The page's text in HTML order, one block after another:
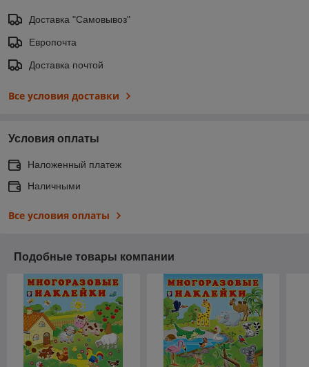
Доставка "Самовывоз"
Европочта
Доставка почтой
Все условия доставки
Условия оплаты
Наложенный платеж
Наличными
Все условия оплаты
Подобные товары компании